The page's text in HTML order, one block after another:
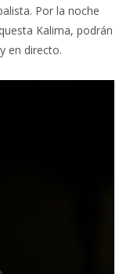
Por la noche
Kalima, podrán
en directo.